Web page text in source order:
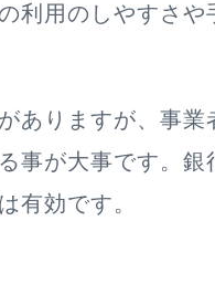
利用のしやすさや
ありますが、事
事が大事です。銀
有効です。